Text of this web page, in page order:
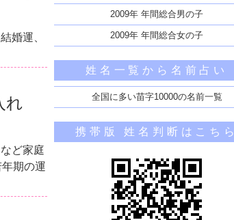
婚運、
れ
ど家庭
期の運
2009年 年間総合男の子
2009年 年間総合女の子
姓名一覧から名前占い
全国に多い苗字10000の名前一覧
携帯版 姓名判断はこちら